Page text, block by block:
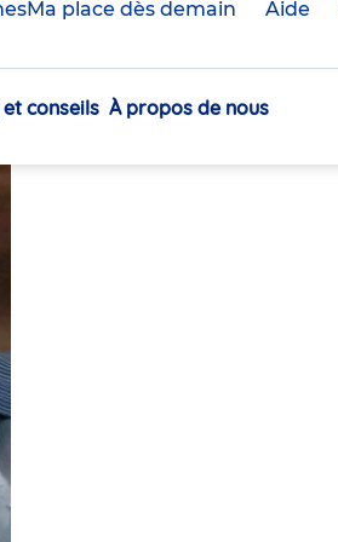
Ma place dès demain Aide
conseils À propos de nous